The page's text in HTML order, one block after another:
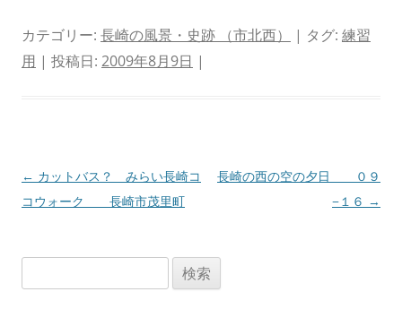
カテゴリー: 長崎の風景・史跡 （市北西） | タグ: 練習
用 | 投稿日: 2009年8月9日 |
投
稿
← カットバス？ みらい長崎コ
コウォーク 長崎市茂里町
長崎の西の空の夕日 ０９
−１６ →
索: